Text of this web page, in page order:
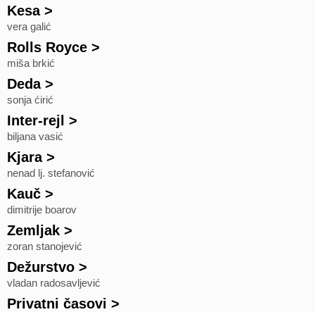
Kesa>
vera galić
Rolls Royce >
miša brkić
Deda>
sonja ćirić
Inter-rejl >
biljana vasić
Kjara>
nenad lj. stefanović
Kauč >
dimitrije boarov
Zemljak >
zoran stanojević
Dežurstvo >
vladan radosavljević
Privatni časovi >